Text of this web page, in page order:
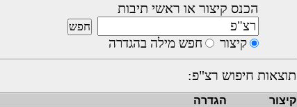
הכנס קיצור או ראשי תיבות
קיצור חפש מילה בהגדרה
תוצאות חיפוש רצ"פ:
קיצור הגדרה